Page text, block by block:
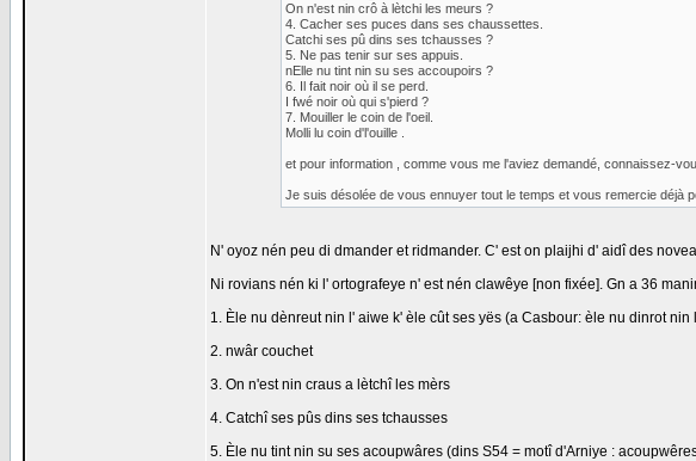
On n'est nin crô à lètchi les meurs ?
4. Cacher ses puces dans ses chaussettes.
Catchi ses pû dins ses tchausses ?
5. Ne pas tenir sur ses appuis.
nElle nu tint nin su ses accoupoirs ?
6. Il fait noir où il se perd.
I fwé noir où qui s'pierd ?
7. Mouiller le coin de l'oeil.
Molli lu coin d'l'ouille .
et pour information , comme vous me l'aviez demandé, connaissez-
Je suis désolée de vous ennuyer tout le temps et vous remercie déjà
N' oyoz nén peu di dmander et ridmander. C' est on plaijhi d' aidî des
Ni rovians nén ki l' ortografeye n' est nén clawêye [non fixée]. Gn a 36
1. Èle nu dènreut nin l' aiwe k' èle cût ses yës (a Casbour: èle nu dinrot nin
2. nwâr couchet
3. On n'est nin craus a lètchî les mèrs
4. Catchî ses pûs dins ses tchausses
5. Èle nu tint nin su ses acoupwâres (dins S54 = motî d'Arniye :